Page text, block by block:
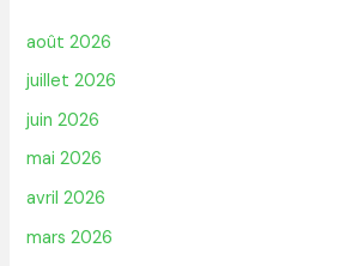
août 2026
juillet 2026
juin 2026
mai 2026
avril 2026
mars 2026